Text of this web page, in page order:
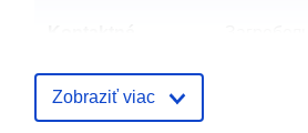
Zobraziť viac